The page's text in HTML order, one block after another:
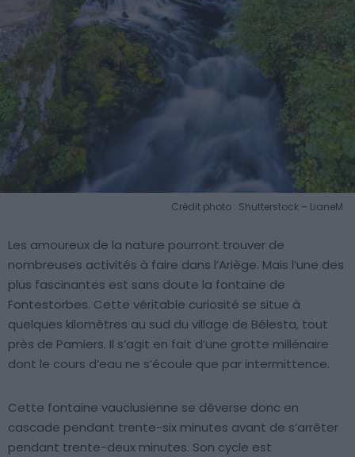
Crédit photo : Shutterstock – LianeM
Les amoureux de la nature pourront trouver de
nombreuses activités à faire dans l’Ariège. Mais l’une des
plus fascinantes est sans doute la fontaine de
Fontestorbes. Cette véritable curiosité se situe à
quelques kilomètres au sud du village de Bélesta, tout
près de Pamiers. Il s’agit en fait d’une grotte millénaire
dont le cours d’eau ne s’écoule que par intermittence.
Cette fontaine vauclusienne se déverse donc en
cascade pendant trente-six minutes avant de s’arrêter
pendant trente-deux minutes. Son cycle est